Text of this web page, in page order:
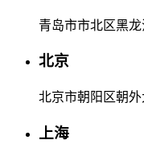
青岛市市北区黑
北京
北京市朝阳区朝外
上海